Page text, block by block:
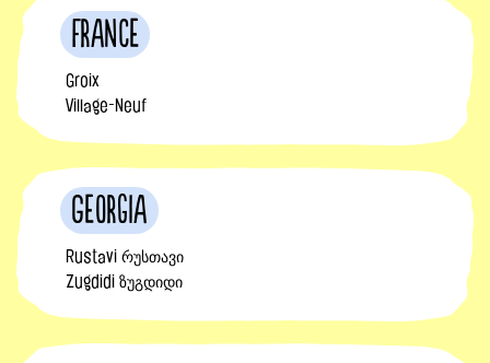
France
Groix
Village-Neuf
Georgia
Rustavi რუსთავი
Zugdidi ზუგდიდი